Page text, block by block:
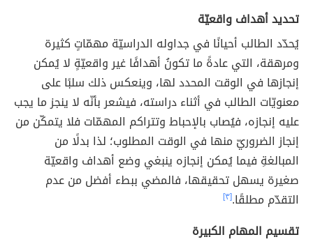
تحديد أهداف واقعيّة
يُحدّد الطالب أحيانًا في جداوله الدراسيّة مهمّاتٍ كثيرة
ومرهقة، التي عادةً ما تكونُ أهدافًا غير واقعيّةٍ لا يُمكن
إنجازها في الوقت المحدد لها، وينعكس ذلك سلبًا على
معنويّات الطالب في أثناء دراسته، فيشعر بأنّه لا ينجز ما يجب
عليه إنجازه، فيُصاب بالإحباط وتتراكم المهمّات فلا يتمكّن من
إنجاز الضروريّ منها في الوقت المطلوب؛ لذا بدلًا من
المبالغةِ فيما يُمكن إنجازه ينبغي وضع أهداف واقعيّة
صغيرة يسهل تحقيقها، فالمضي ببطء أفضل من عدم
التقدّم مطلقًا.[٣]
تقسيم المهام الكبيرة